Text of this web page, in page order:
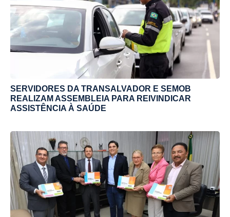
SERVIDORES DA TRANSALVADOR E SEMOB
REALIZAM ASSEMBLEIA PARA REIVINDICAR
ASSISTÊNCIA À SAÚDE